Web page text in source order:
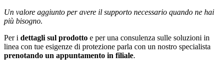
Un valore aggiunto per avere il supporto necessario quando ne hai
più bisogno.
Per i dettagli sul prodotto e per una consulenza sulle soluzioni in
linea con tue esigenze di protezione parla con un nostro specialista
prenotando un appuntamento in filiale.